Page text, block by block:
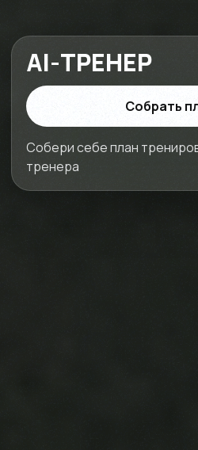
AI-ТРЕНЕР
Собрать
Собери себе план
тренера